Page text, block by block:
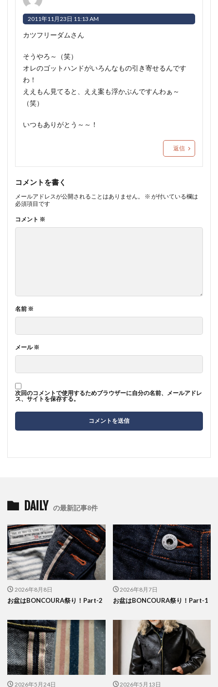
2011年11月23日 11:13 AM
カツフリーダムさん
そうやろ～（笑）
オレのゴットハンドがいろんなもの引き寄せるんです
わ！
ええもん見てると、ええ案も浮かぶんですんわぁ～
（笑）
いつもありがとう～～！
返信
コメントを書く
メールアドレスが公開されることはありません。 ※ が付いている欄は
必須項目です
コメント ※
名前 ※
メール※
次回のコメントで使用するためブラウザーに自分の名前、メールアドレ
ス、サイトを保存する。
DAILY の最新記事8件
2026年8月8日
お盆はBONCOURA祭り！Part-2
2026年8月7日
お盆はBONCOURA祭り！Part-1
2026年5月24日 2026年5月13日